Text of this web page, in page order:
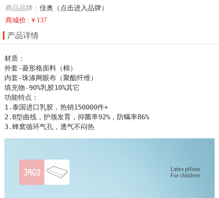
商品品牌：佳奥（点击进入品牌）
商城价 :￥137
产品详情
材质：
外套-菱形格面料（棉）
内套-珠涤网眼布（聚酯纤维）
填充物-90%乳胶10%其它
功能特点：
1.泰国进口乳胶，热销150000件+
2.B型曲线，护颈发育，抑菌率92%，防螨率86%
3.蜂窝循环气孔，透气不闷热